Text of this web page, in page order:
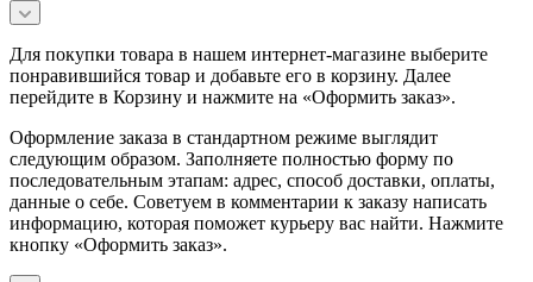
Для покупки товара в нашем интернет-магазине выберите
понравившийся товар и добавьте его в корзину. Далее
перейдите в Корзину и нажмите на «Оформить заказ».
Оформление заказа в стандартном режиме выглядит
следующим образом. Заполняете полностью форму по
последовательным этапам: адрес, способ доставки, оплаты,
данные о себе. Советуем в комментарии к заказу написать
информацию, которая поможет курьеру вас найти. Нажмите
кнопку «Оформить заказ».